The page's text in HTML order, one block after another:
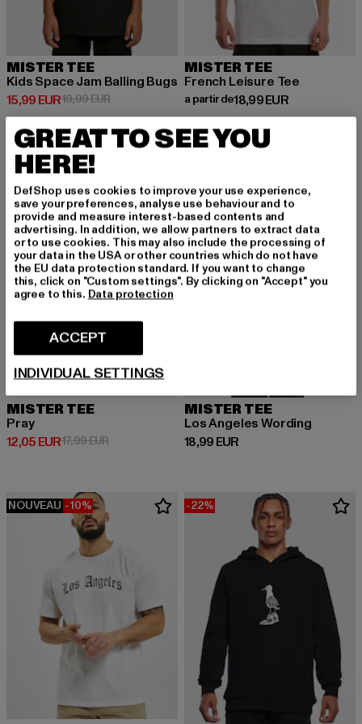
MISTER TEE
Kids Space Jam Balling Bugs
15,99 EUR
Prix courant: 15,99 EUR
19,99 EURPrix en promotion: 19,99 EUR
MISTER TEE
French Leisure Tee
a partir de18,99 EUR
Prix courant: A partir de 18,99
-33%
MISTER TEE
Pray
12,05 EUR
Prix courant: 12,05 EUR
17,99 EURPrix en promotion: 17,99 EUR
MISTER TEE
Los Angeles Wording
18,99 EUR
Prix courant: 18,99 EUR
NOUVEAU -10% -22%
GREAT TO SEE YOU
HERE!
DefShop uses cookies to improve your use experience,
save your preferences, analyse use behaviour and to
provide and measure interest-based contents and
advertising. In addition, we allow partners to extract data
or to use cookies. This may also include the processing of
your data in the USA or other countries which do not have
the EU data protection standard. If you want to change
this, click on "Custom settings". By clicking on "Accept" you
agree to this. Data protection
ACCEPT
INDIVIDUAL SETTINGS